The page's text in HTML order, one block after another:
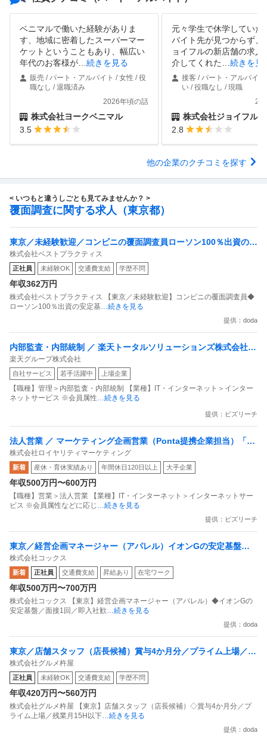
ベニマルで働いた経験がありま
す、地域に密着したスーパーマー
ケットということもあり、幅広い
年代のお客様が
続きを見る
販売 / パート・アルバイト / 女性 / 役
職なし / 退職済み
2026年頃の話
株式会社ヨークベニマル
3.5
元々学生で休学していた
バイト先が見つからず、
ョイフルの新店舗の求人
介してくれた
続きを見
接客 / パート・アルバイ
い / 役職なし / 現職
株式会社ジョイフル
2.8
他の企業のクチコミを探す
< いつもと違うしごとも見てみませんか？ >
覆面調査に関する求人（東京都）
東京／未経験歓迎／コンビニの覆面調査員ローソン100％出資の安
定基盤／月５日在宅／残業月10時間
株式会社ベストプラクティス
正社員 未経験OK 交通費支給 学歴不問
年収362万円
株式会社ベストプラクティス 【東京／未経験歓迎】コンビニの覆面調査員◆
ローソン100％出資の安定基 …続きを見る
提供：doda
内部監査・内部統制 ／ 楽天トータルソリューションズ株式会社
戦略事業コンプライアンス支援部 業務統制支援課：ショップコン
プライアンス推進担当（SBCSD）
楽天グループ株式会社
自社サービス 若手活躍中 上場企業
【職種】管理＞内部監査・内部統制 【業種】IT・インターネット＞インター
ネットサービス ※会員属性 …続きを見る
提供：ビズリーチ
法人営業 ／ マーケティング企画営業（Ponta提携企業担当）「国
内最大級の共通ポイントサービスを展開／無駄のない消費社会を
目指すデータマーケティングカンパニー」
株式会社ロイヤリティマーケティング
新着 産休・育休実績あり 年間休日120日以上 大手企業
年収500万円〜600万円
【職種】営業＞法人営業 【業種】IT・インターネット＞インターネットサー
ビス ※会員属性などに応じ
…続きを見る
提供：ビズリーチ
東京／経営企画マネージャー（アパレル）イオンGの安定基盤／
面接1回／即入社歓迎
株式会社コックス
新着 正社員 交通費支給 昇給あり 在宅ワーク
年収500万円〜700万円
株式会社コックス 【東京】経営企画マネージャー（アパレル）◆イオンGの
安定基盤／面接1回／即入社歓 …続きを見る
提供：doda
東京／店舗スタッフ（店長候補）賞与4か月分／プライム上場／残
業月15H以下／新店オープン多数
株式会社グルメ杵屋
正社員 未経験OK 交通費支給 学歴不問
年収420万円〜560万円
株式会社グルメ杵屋 【東京】店舗スタッフ（店長候補）◇賞与4か月分／プ
ライム上場／残業月15H以下 …続きを見る
提供：doda